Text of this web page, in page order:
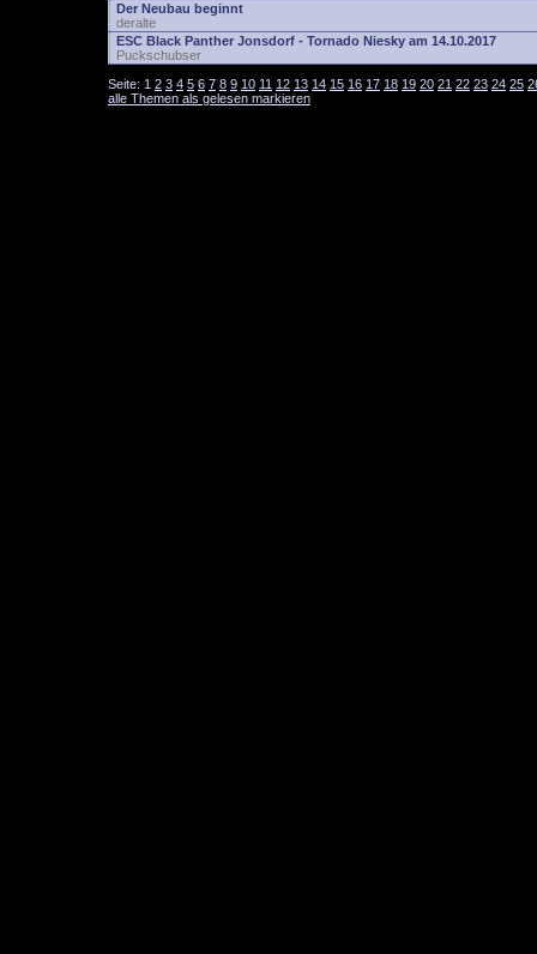
Der Neubau beginnt
deralte
ESC Black Panther Jonsdorf - Tornado Niesky am 14.10.2017
Puckschubser
Seite: 1 2 3 4 5 6 7 8 9 10 11 12 13 14 15 16 17 18 19 20 21 22 23 24 25
alle Themen als gelesen markieren